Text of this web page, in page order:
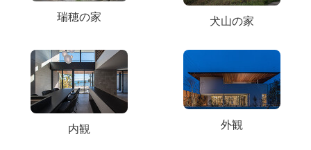
瑞穂の家 犬山の家
内観 外観